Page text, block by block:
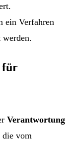
ein Verfahren
werden.
für
Verantwortung
die vom